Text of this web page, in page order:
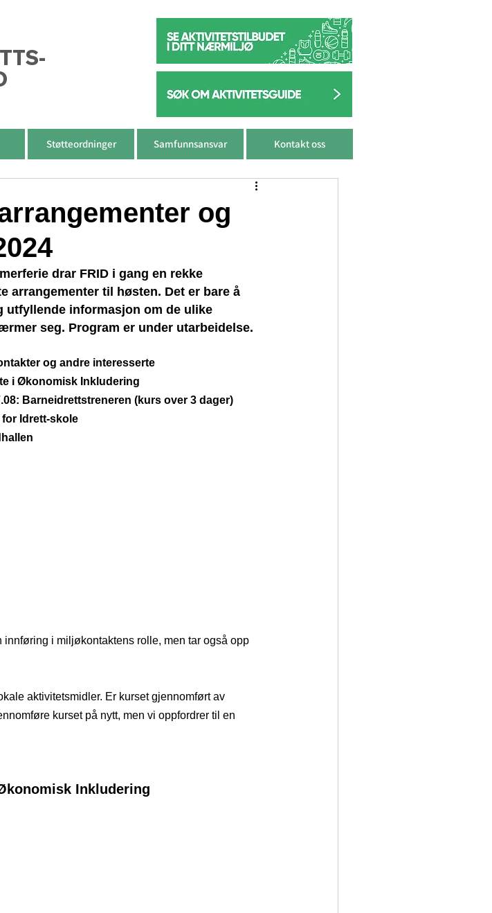
Støtteordninger Samfunnsansvar Kontakt oss
og
drar FRID i gang en rekke
arrangementer til høsten. Det er bare å
utfyllende informasjon om de ulike
seg. Program er under utarbeidelse.
og andre interesserte
i Økonomisk Inkludering
Barneidrettstreneren (kurs over 3 dager)
for Idrett-skole
i miljøkontaktens rolle, men tar også opp
aktivitetsmidler. Er kurset gjennomført av
kurset på nytt, men vi oppfordrer til en
Inkludering